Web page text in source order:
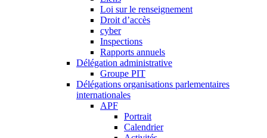
Loi sur le renseignement
Droit d’accès
cyber
Inspections
Rapports annuels
Délégation administrative
Groupe PIT
Délégations organisations parlementaires
internationales
APF
Portrait
Calendrier